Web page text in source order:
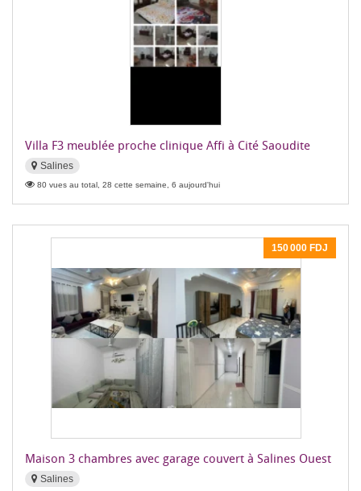
Villa F3 meublée proche clinique Affi à Cité Saoudite
Salines
80 vues au total, 28 cette semaine, 6 aujourd'hui
150 000 FDJ
Maison 3 chambres avec garage couvert à Salines Ouest
Salines